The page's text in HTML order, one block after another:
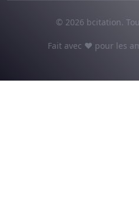
© 2026 bcitation.
Fait avec ♥ pour les